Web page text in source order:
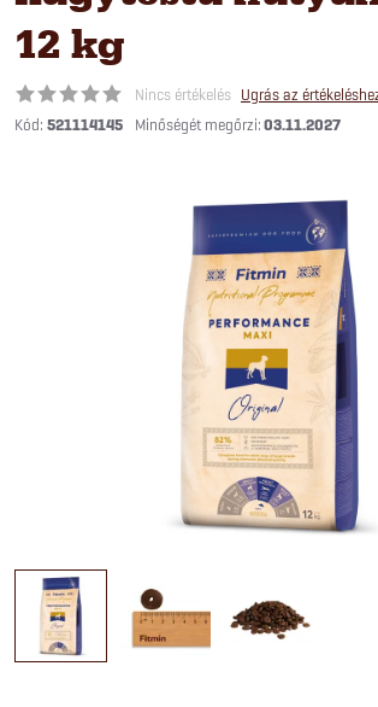
12 kg
Nincs értékelés Ugrás az
Kód: 521114145 03.11.2027